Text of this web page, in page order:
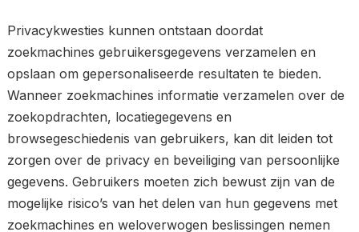
Privacykwesties kunnen ontstaan doordat
zoekmachines gebruikersgegevens verzamelen en
opslaan om gepersonaliseerde resultaten te bieden.
Wanneer zoekmachines informatie verzamelen over de
zoekopdrachten, locatiegegevens en
browsegeschiedenis van gebruikers, kan dit leiden tot
zorgen over de privacy en beveiliging van persoonlijke
gegevens. Gebruikers moeten zich bewust zijn van de
mogelijke risico’s van het delen van hun gegevens met
zoekmachines en weloverwogen beslissingen nemen